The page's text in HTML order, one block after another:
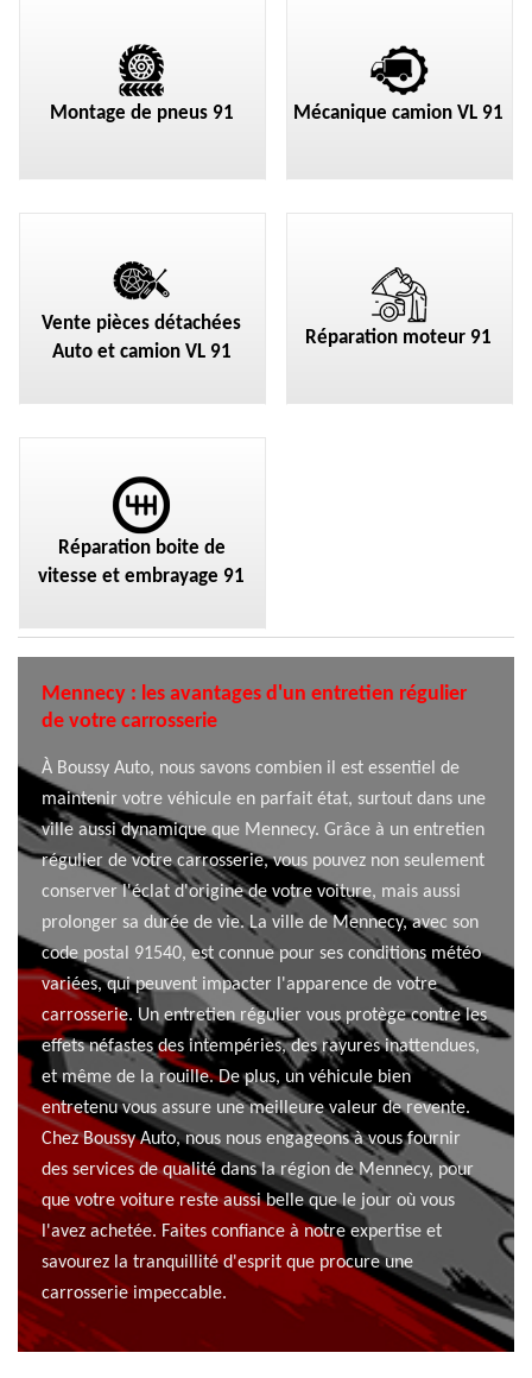
Montage de pneus 91 Mécanique camion VL 91
Vente pièces détachées
Auto et camion VL 91
Réparation moteur 91
Réparation boite de
vitesse et embrayage 91
Mennecy : les avantages d'un entretien régulier
de votre carrosserie
À Boussy Auto, nous savons combien il est essentiel de
maintenir votre véhicule en parfait état, surtout dans une
ville aussi dynamique que Mennecy. Grâce à un entretien
régulier de votre carrosserie, vous pouvez non seulement
conserver l'éclat d'origine de votre voiture, mais aussi
prolonger sa durée de vie. La ville de Mennecy, avec son
code postal 91540, est connue pour ses conditions météo
variées, qui peuvent impacter l'apparence de votre
carrosserie. Un entretien régulier vous protège contre les
effets néfastes des intempéries, des rayures inattendues,
et même de la rouille. De plus, un véhicule bien
entretenu vous assure une meilleure valeur de revente.
Chez Boussy Auto, nous nous engageons à vous fournir
des services de qualité dans la région de Mennecy, pour
que votre voiture reste aussi belle que le jour où vous
l'avez achetée. Faites confiance à notre expertise et
savourez la tranquillité d'esprit que procure une
carrosserie impeccable.